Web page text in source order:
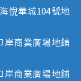
悅華城104號地
岸商業廣場地鋪
岸商業廣場地鋪